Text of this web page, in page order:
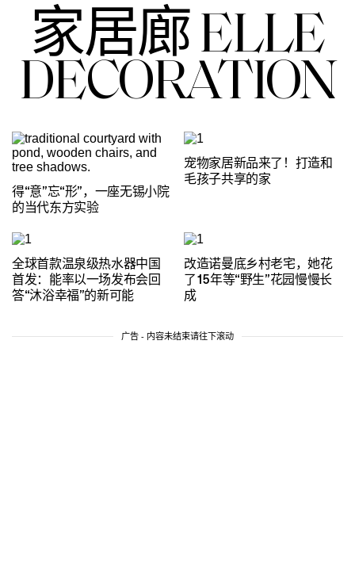
家居廊 ELLE
DECORATION
得“意”忘“形”，一座无锡小院
的当代东方实验
宠物家居新品来了！打造和
毛孩子共享的家
全球首款温泉级热水器中国
首发：能率以一场发布会回
答“沐浴幸福”的新可能
改造诺曼底乡村老宅，她花
了15年等“野生”花园慢慢长
成
广告 - 内容未结束请往下滚动